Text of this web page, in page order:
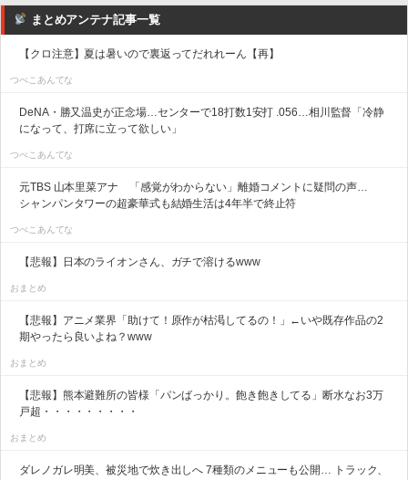
まとめアンテナ記事一覧
【クロ注意】夏は暑いので裏返ってだれれーん【再】
つべこあんてな
DeNA・勝又温史が正念場…センターで18打数1安打 .056…相川監督「冷静
になって、打席に立って欲しい」
つべこあんてな
元TBS 山本里菜アナ 「感覚がわからない」離婚コメントに疑問の声…
シャンパンタワーの超豪華式も結婚生活は4年半で終止符
つべこあんてな
【悲報】日本のライオンさん、ガチで溶けるwww
おまとめ
【悲報】アニメ業界「助けて！原作が枯渇してるの！」←いや既存作品の2
期やったら良いよね？www
おまとめ
【悲報】熊本避難所の皆様「パンばっかり。飽き飽きしてる」断水なお3万
戸超・・・・・・・・・
おまとめ
ダレノガレ明美、被災地で炊き出しへ 7種類のメニューも公開… トラック、